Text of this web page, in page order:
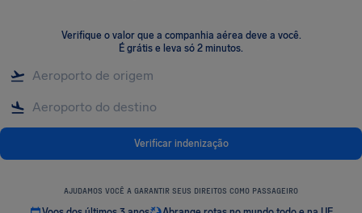
Verifique o valor que a companhia aérea deve a você.
É grátis e leva só 2 minutos.
Verificar indenização
AJUDAMOS VOCÊ A GARANTIR SEUS DIREITOS COMO PASSAGEIRO